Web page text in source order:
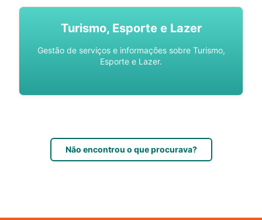
Turismo, Esporte e Lazer
Gestão de serviços e informações sobre Turismo,
Esporte e Lazer.
Não encontrou o que procurava?